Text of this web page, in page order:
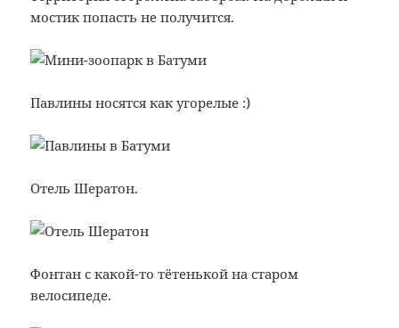
мостик попасть не получится.
Павлины носятся как угорелые :)
Отель Шератон.
Фонтан с какой-то тётенькой на старом
велосипеде.